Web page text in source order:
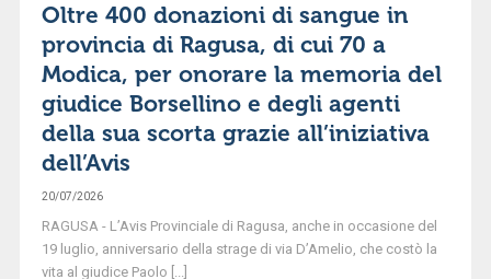
Oltre 400 donazioni di sangue in
provincia di Ragusa, di cui 70 a
Modica, per onorare la memoria del
giudice Borsellino e degli agenti
della sua scorta grazie all’iniziativa
dell’Avis
20/07/2026
RAGUSA - L’Avis Provinciale di Ragusa, anche in occasione del
19 luglio, anniversario della strage di via D’Amelio, che costò la
vita al giudice Paolo [...]